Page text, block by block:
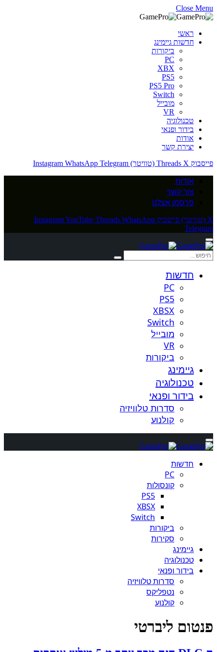
Close Menu
ראשי
חדשות גיימינג
ביקורות
PC
XBX
PS5
PS5 Pro
Switch
מובייל
VR
טכנולוגיה
בידור ופנאי
אודות
יצירת קשר
פייסבוק
Threads X (טוויטר) Instagram WhatsApp Telegram
אודות
צור קשר
פרסמו אצלנו
X (טוויטר) פייסבוק InstagramYouTube Threads WhatsApp
Telegram
חדשות
PC
PS5
XBSX
Switch
מובייל
VR
ביקורות
גיימינג
טכנולוגיה
בידור ופנאי
סדרות טלוויזיה
קולנוע
חדשות
PC
קונסולות
PS5
XBSX
Switch
ביקורות
סקירות
גיימינג
טכנולוגיה
בידור ופנאי
סדרות טלוויזיה
נטפליקס
קולנוע
פנטום ליברטי